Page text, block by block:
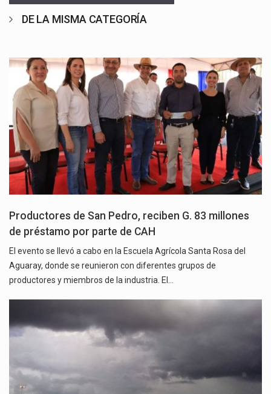
DE LA MISMA CATEGORÍA
Productores de San Pedro, reciben G. 83 millones
de préstamo por parte de CAH
El evento se llevó a cabo en la Escuela Agrícola Santa Rosa del
Aguaray, donde se reunieron con diferentes grupos de
productores y miembros de la industria. El…